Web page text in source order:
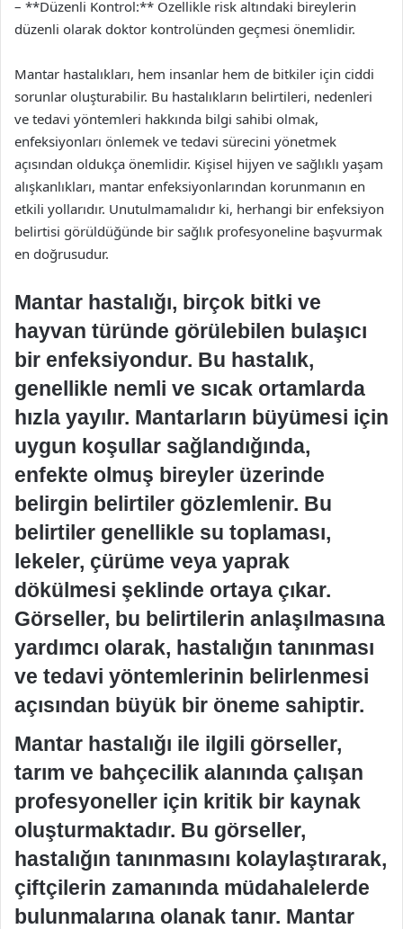
– **Düzenli Kontrol:** Özellikle risk altındaki bireylerin
düzenli olarak doktor kontrolünden geçmesi önemlidir.
Mantar hastalıkları, hem insanlar hem de bitkiler için ciddi
sorunlar oluşturabilir. Bu hastalıkların belirtileri, nedenleri
ve tedavi yöntemleri hakkında bilgi sahibi olmak,
enfeksiyonları önlemek ve tedavi sürecini yönetmek
açısından oldukça önemlidir. Kişisel hijyen ve sağlıklı yaşam
alışkanlıkları, mantar enfeksiyonlarından korunmanın en
etkili yollarıdır. Unutulmamalıdır ki, herhangi bir enfeksiyon
belirtisi görüldüğünde bir sağlık profesyoneline başvurmak
en doğrusudur.
Mantar hastalığı, birçok bitki ve
hayvan türünde görülebilen bulaşıcı
bir enfeksiyondur. Bu hastalık,
genellikle nemli ve sıcak ortamlarda
hızla yayılır. Mantarların büyümesi için
uygun koşullar sağlandığında,
enfekte olmuş bireyler üzerinde
belirgin belirtiler gözlemlenir. Bu
belirtiler genellikle su toplaması,
lekeler, çürüme veya yaprak
dökülmesi şeklinde ortaya çıkar.
Görseller, bu belirtilerin anlaşılmasına
yardımcı olarak, hastalığın tanınması
ve tedavi yöntemlerinin belirlenmesi
açısından büyük bir öneme sahiptir.
Mantar hastalığı ile ilgili görseller,
tarım ve bahçecilik alanında çalışan
profesyoneller için kritik bir kaynak
oluşturmaktadır. Bu görseller,
hastalığın tanınmasını kolaylaştırarak,
çiftçilerin zamanında müdahalelerde
bulunmalarına olanak tanır. Mantar